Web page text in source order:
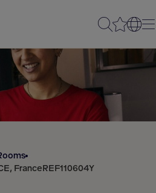
FranceREF110604Y